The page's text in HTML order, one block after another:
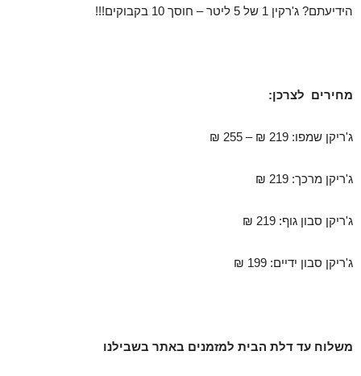
הידיעתם? ג'רקין 1 של 5 ליטר – חוסך 10 בקבוקים!!!
מחירים לצרכן:
ג'ריקן שמפו: 219 ₪ – 255 ₪
ג'ריקן מרכך: 219 ₪
ג'ריקן סבון גוף: 219 ₪
ג'ריקן סבון ידיים: 199 ₪
משלוח עד דלת הבית למזמנים באתר בשבילנו